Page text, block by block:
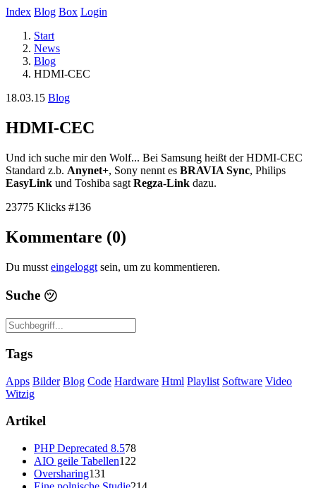
Index Blog Box Login
Start
News
Blog
HDMI-CEC
18.03.15 Blog
HDMI-CEC
Und ich suche mir den Wolf... Bei Samsung heißt der HDMI-CEC
Standard z.b. Anynet+, Sony nennt es BRAVIA Sync, Philips
EasyLink und Toshiba sagt Regza-Link dazu.
23775 Klicks #136
Kommentare (0)
Du musst eingeloggt sein, um zu kommentieren.
Suche ㋡
Tags
Apps Bilder Blog Code Hardware Html Playlist Software Video
Witzig
Artikel
PHP Deprecated 8.578
AIO geile Tabellen122
Oversharing131